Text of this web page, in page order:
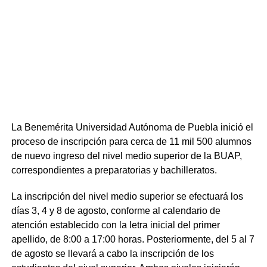
La Benemérita Universidad Autónoma de Puebla inició el
proceso de inscripción para cerca de 11 mil 500 alumnos
de nuevo ingreso del nivel medio superior de la BUAP,
correspondientes a preparatorias y bachilleratos.
La inscripción del nivel medio superior se efectuará los
días 3, 4 y 8 de agosto, conforme al calendario de
atención establecido con la letra inicial del primer
apellido, de 8:00 a 17:00 horas. Posteriormente, del 5 al 7
de agosto se llevará a cabo la inscripción de los